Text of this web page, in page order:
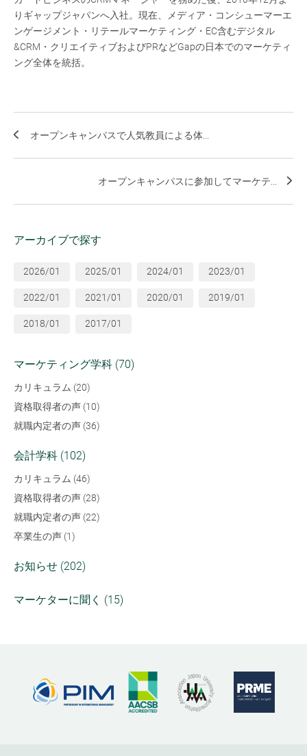
りギャップジャパンへ入社。現在、メディア・コンシューマーエ
ンゲージメント・リテールマーケティング・EC含むデジタル
&CRM・クリエイティブおよびPRなどGapの日本でのマーケティ
ング全体を統括。
オープンキャンパスで人気教員による体...
オープンキャンパスに参加してマーケテ...
アーカイブで探す
2026/01 2025/01 2024/01 2023/01
2022/01 2021/01 2020/01 2019/01
2018/01 2017/01
マーケティング学科 (70)
カリキュラム (20)
資格取得者の声 (10)
就職内定者の声 (36)
会計学科 (102)
カリキュラム (46)
資格取得者の声 (28)
就職内定者の声 (22)
卒業生の声 (1)
お知らせ (202)
マーケターに聞く (15)